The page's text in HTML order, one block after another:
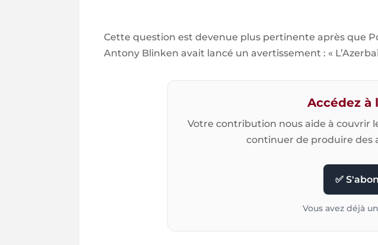
Cette question est devenue plus pertinente après que
Antony Blinken avait lancé un avertissement : «
Accédez à
Votre contribution nous aide à couvrir
continuer de produire des
✅
Vous avez déjà